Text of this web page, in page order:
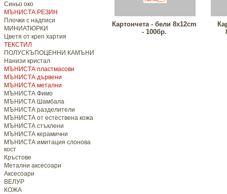
Синьо око
МЪНИСТА РЕЗИН
Плочки с надписи
МИНИАТЮРКИ
Цветя от креп хартия
ТЕКСТИЛ
ПОЛУСКЪПОЦЕННИ КАМЪНИ
Нанизи кристал
МЪНИСТА пластмасови
МЪНИСТА дървени
МЪНИСТА метални
МЪНИСТА Фимо
МЪНИСТА Шамбала
МЪНИСТА разделители
МЪНИСТА от естествена кожа
МЪНИСТА стъклени
МЪНИСТА керамични
МЪНИСТА имитация слонова
кост
Кръстове
Метални аксесоари
Аксесоари
ВЕЛУР
КОЖА
Картончета - бели 8x12cm
- 100бр.